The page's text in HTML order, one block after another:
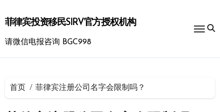
到
内
菲律宾投资移民SIRV官方授权机构
请微信电报咨询 BGC998
首页 菲律宾注册公司名字会限制吗？